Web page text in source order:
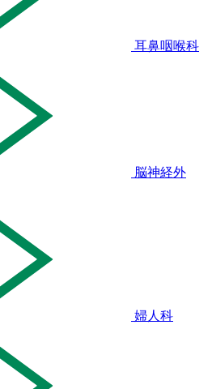
耳鼻咽喉科
脳神経外
婦人科